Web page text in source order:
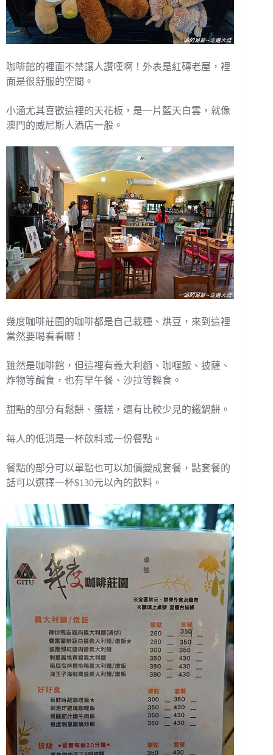
咖啡館的裡面不禁讓人讚嘆啊！外表是紅磚老屋，裡
面是很舒服的空間。
小涵尤其喜歡這裡的天花板，是一片藍天白雲，就像
澳門的威尼斯人酒店一般。
幾度咖啡莊園的咖啡都是自己栽種、烘豆，來到這裡
當然要喝看看囉！
雖然是咖啡館，但這裡有義大利麵、咖喱飯、披薩、
炸物等鹹食，也有早午餐、沙拉等輕食。
甜點的部分有鬆餅、蛋糕，還有比較少見的鐵鍋餅。
每人的低消是一杯飲料或一份餐點。
餐點的部分可以單點也可以加價變成套餐，點套餐的
話可以選擇一杯$130元以內的飲料。